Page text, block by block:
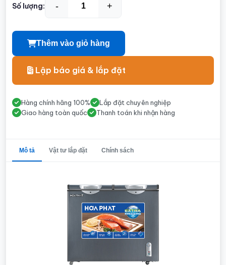
Số lượng: - +
Thêm vào giỏ hàng
Lập báo giá & lắp đặt
Hàng chính hãng 100%
Lắp đặt chuyên nghiệp
Giao hàng toàn quốc
Thanh toán khi nhận hàng
Mô tả Vật tư lắp đặt Chính sách